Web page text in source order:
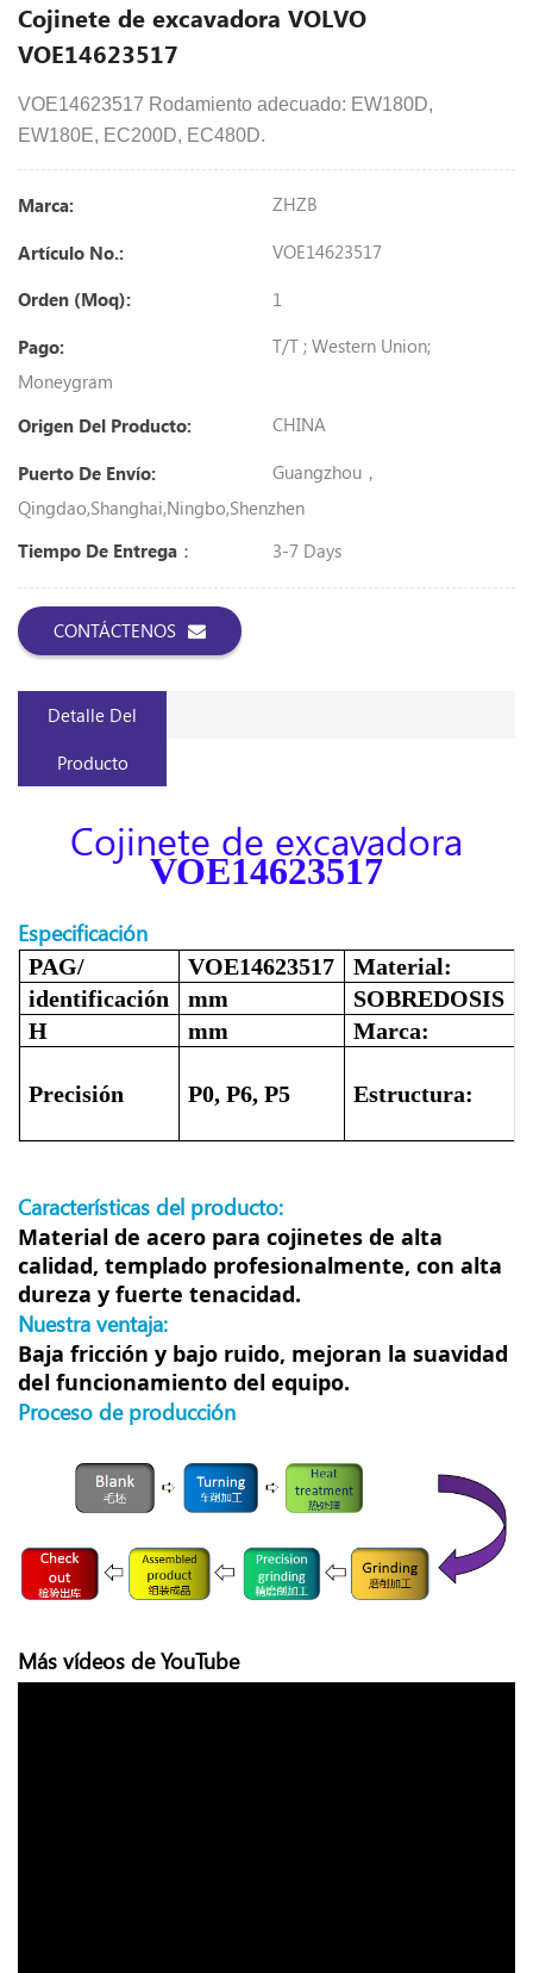
Cojinete de excavadora VOLVO
VOE14623517
VOE14623517 Rodamiento adecuado: EW180D,
EW180E, EC200D, EC480D.
Marca: ZHZB
Artículo No.: VOE14623517
Orden (Moq): 1
Pago:
T/T ; Western Union;
Moneygram
Origen Del Producto:
CHINA
Puerto De Envío:
Guangzhou，
Qingdao,Shanghai,Ningbo,shenzhen
Tiempo De Entrega：
3-7 Days
CONTÁCTENOS
Detalle Del
Producto
Cojinete de excavadora
VOE14623517
Especificación
PAG/ VOE14623517 Material:
identificación
mm SOBREDOSIS
H
mm Marca:
Precisión P0, P6, P5 Estructura:
Características del producto:
Material de acero para cojinetes de alta
calidad, templado profesionalmente, con alta
dureza y fuerte tenacidad.
Nuestra ventaja:
Baja fricción y bajo ruido, mejoran la suavidad
del funcionamiento del equipo.
Proceso de producción
Más vídeos de YouTube